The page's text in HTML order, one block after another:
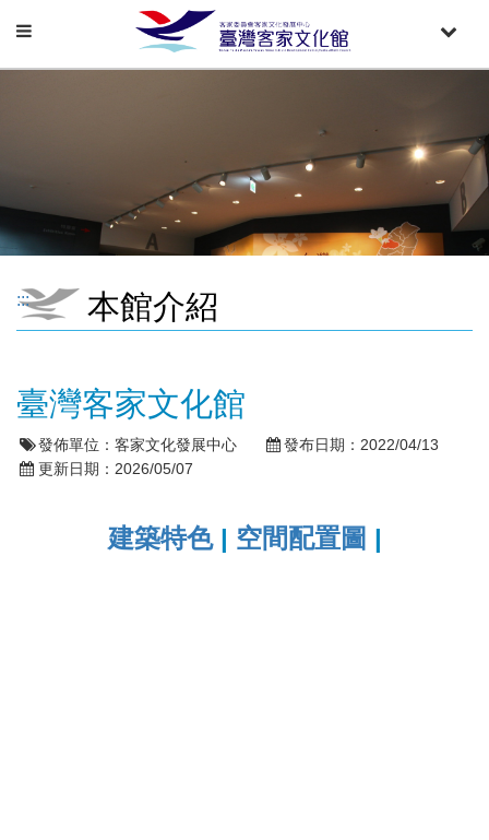
Toggle
Toggle
::: 本館介紹
臺灣客家文化館
發佈單位： 客家文化發展中心 發布日期： 2022/04/13
更新日期： 2026/05/07
建築特色| 空間配置圖 |